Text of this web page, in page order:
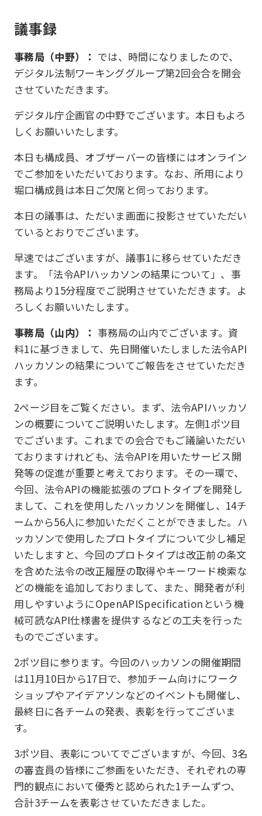
議事録
事務局（中野）： では、時間になりましたので、
デジタル法制ワーキンググループ第2回会合を開会
させていただきます。
デジタル庁企画官の中野でございます。本日もよろ
しくお願いいたします。
本日も構成員、オブザーバーの皆様にはオンライン
でご参加をいただいております。なお、所用により
堀口構成員は本日ご欠席と伺っております。
本日の議事は、ただいま画面に投影させていただい
ているとおりでございます。
早速ではございますが、議事1に移らせていただき
ます。「法令APIハッカソンの結果について」、事
務局より15分程度でご説明させていただきます。よ
ろしくお願いいたします。
事務局（山内）： 事務局の山内でございます。資
料1に基づきまして、先日開催いたしました法令API
ハッカソンの結果についてご報告をさせていただき
ます。
2ページ目をご覧ください。まず、法令APIハッカソ
ンの概要についてご説明いたします。左側1ポツ目
でございます。これまでの会合でもご議論いただい
ておりますけれども、法令APIを用いたサービス開
発等の促進が重要と考えております。その一環で、
今回、法令APIの機能拡張のプロトタイプを開発し
まして、これを使用したハッカソンを開催し、14チ
ームから56人に参加いただくことができました。ハ
ッカソンで使用したプロトタイプについて少し補足
いたしますと、今回のプロトタイプは改正前の条文
を含めた法令の改正履歴の取得やキーワード検索な
どの機能を追加しておりまして、また、開発者が利
用しやすいようにOpenAPISpecificationという機
械可読なAPI仕様書を提供するなどの工夫を行った
ものでございます。
2ポツ目に参ります。今回のハッカソンの開催期間
は11月10日から17日で、参加チーム向けにワーク
ショップやアイデアソンなどのイベントも開催し、
最終日に各チームの発表、表彰を行ってございま
す。
3ポツ目、表彰についてでございますが、今回、3名
の審査員の皆様にご参画をいただき、それぞれの専
門的観点において優秀と認められた1チームずつ、
合計3チームを表彰させていただきました。